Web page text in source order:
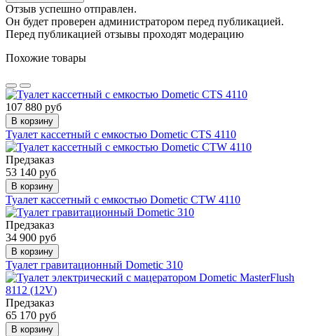
Отзыв успешно отправлен.
Он будет проверен администратором перед публикацией.
Перед публикацией отзывы проходят модерацию
Похожие товары
107 880 руб
В корзину
Туалет кассетный с емкостью Dometic CTS 4110
Предзаказ
53 140 руб
В корзину
Туалет кассетный с емкостью Dometic CTW 4110
Предзаказ
34 900 руб
В корзину
Туалет гравитационный Dometic 310
Предзаказ
65 170 руб
В корзину